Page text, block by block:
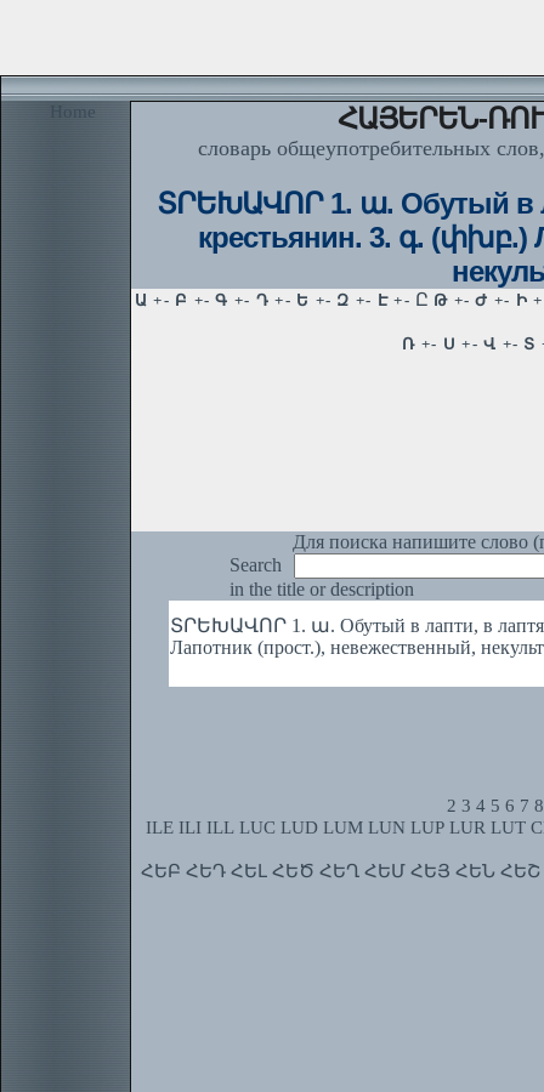
Home ՀԱՅԵՐԵՆ-
словарь общеупотребительных
ՏՐԵԽԱՎՈՐ 1. ա. Обутый в
крестьянин. 3. գ. (փխբ.)
Для поиска напишите слово
Search
in the title or description
ՏՐԵԽԱՎՈՐ 1. ա. Обутый в лапти, в
Лапотник (прост.), невежественный,
2 3 4 5 6 7 8
ILE ILI ILL LUC LUD LUM LUN LUP LUR LUT
ՀԵԲ ՀԵԴ ՀԵԼ ՀԵԾ ՀԵՂ ՀԵՄ ՀԵՅ ՀԵՆ ՀԵՇ